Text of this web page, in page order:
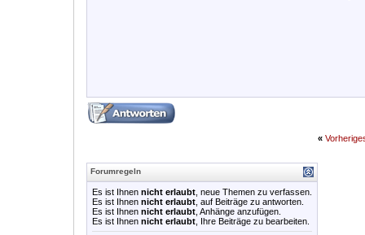
«
Forumregeln
Es ist Ihnen nicht erlaubt , neue Themen zu verfassen.
Es ist Ihnen nicht erlaubt , auf Beiträge zu antworten.
Es ist Ihnen nicht erlaubt , Anhänge anzufügen.
Es ist Ihnen nicht erlaubt , Ihre Beiträge zu bearbeiten.